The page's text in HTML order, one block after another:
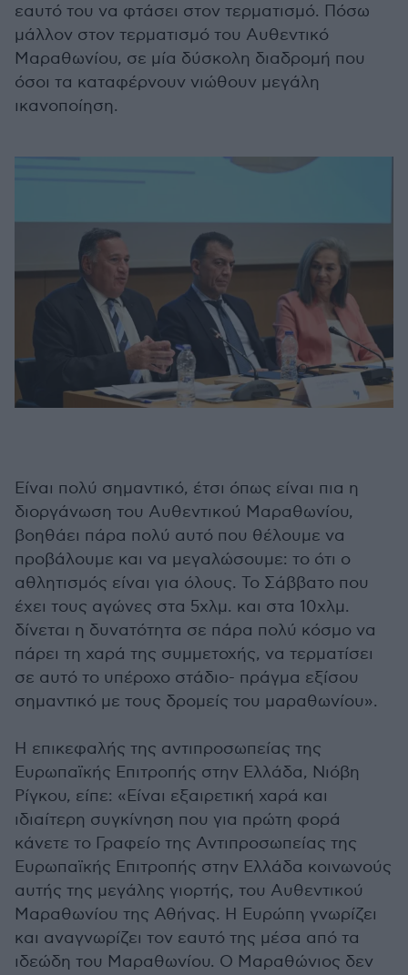
εαυτό του να φτάσει στον τερματισμό. Πόσω
μάλλον στον τερματισμό του Αυθεντικό
Μαραθωνίου, σε μία δύσκολη διαδρομή που
όσοι τα καταφέρνουν νιώθουν μεγάλη
ικανοποίηση.
Είναι πολύ σημαντικό, έτσι όπως είναι πια η
διοργάνωση του Αυθεντικού Μαραθωνίου,
βοηθάει πάρα πολύ αυτό που θέλουμε να
προβάλουμε και να μεγαλώσουμε: το ότι ο
αθλητισμός είναι για όλους. Το Σάββατο που
έχει τους αγώνες στα 5χλμ. και στα 10χλμ.
δίνεται η δυνατότητα σε πάρα πολύ κόσμο να
πάρει τη χαρά της συμμετοχής, να τερματίσει
σε αυτό το υπέροχο στάδιο- πράγμα εξίσου
σημαντικό με τους δρομείς του μαραθωνίου».
Η επικεφαλής της αντιπροσωπείας της
Ευρωπαϊκής Επιτροπής στην Ελλάδα, Νιόβη
Ρίγκου, είπε: «Είναι εξαιρετική χαρά και
ιδιαίτερη συγκίνηση που για πρώτη φορά
κάνετε το Γραφείο της Αντιπροσωπείας της
Ευρωπαϊκής Επιτροπής στην Ελλάδα κοινωνούς
αυτής της μεγάλης γιορτής, του Αυθεντικού
Μαραθωνίου της Αθήνας. Η Ευρώπη γνωρίζει
και αναγνωρίζει τον εαυτό της μέσα από τα
ιδεώδη του Μαραθωνίου. Ο Μαραθώνιος δεν